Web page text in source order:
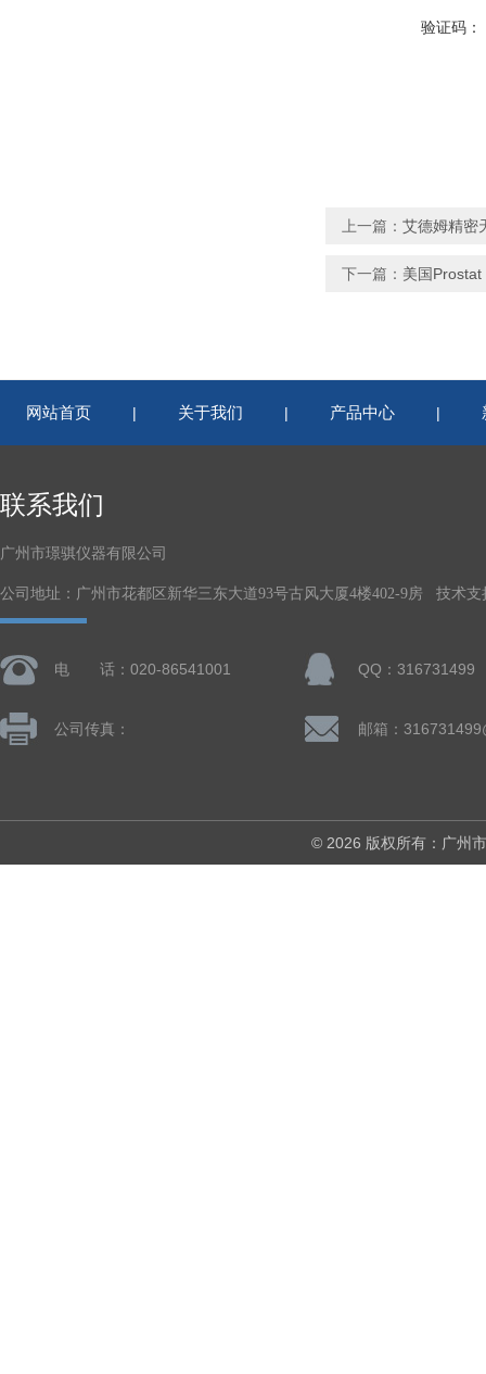
验证码：
上一篇： 艾德姆精密
下一篇： 美国
网站首页 | 关于我们 | 产品中心 |
联系我们
广州市璟骐仪器有限公司
公司地址：广州市花都区新华三东大道93号古风大厦4楼402-9房 技术支
电 话：020-86541001 QQ：316731499
公司传真： 邮箱：
© 2026 版权所有：广州